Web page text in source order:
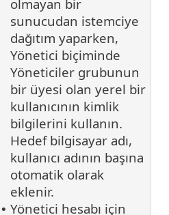
olmayan bir
sunucudan istemciye
dağıtım yaparken,
Yönetici biçiminde
Yöneticiler grubunun
bir üyesi olan yerel bir
kullanıcının kimlik
bilgilerini kullanın.
Hedef bilgisayar adı,
kullanıcı adının başına
otomatik olarak
eklenir.
• Yönetici hesabı için